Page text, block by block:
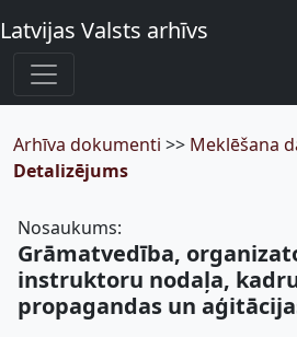
Latvijas Valsts arhīvs
Arhīva dokumenti >> Meklēšana
Detalizējums
Nosaukums:
Grāmatvedība,
instruktoru nodaļa,
propagandas un